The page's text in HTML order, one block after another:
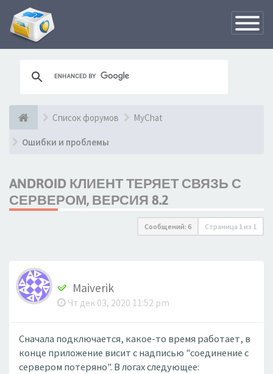
Список форумов MyChat
Ошибки и проблемы
ANDROID КЛИЕНТ ТЕРЯЕТ СВЯЗЬ С
СЕРВЕРОМ, ВЕРСИЯ 8.2
Сообщений: 6 Страница 1 из 1
Maiverik
Чт дек 03, 2020 11:52 pm
Сначала подключается, какое-то время работает, в
конце приложение висит с надписью "соединение с
сервером потеряно". В логах следующее: